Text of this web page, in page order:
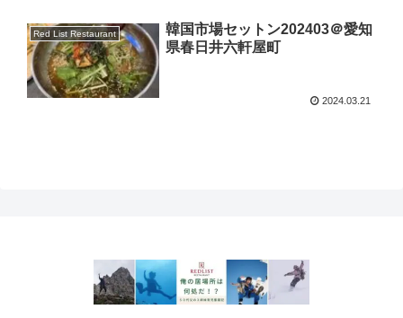
Red List Restaurant
韓国市場セットン202403＠愛知
県春日井六軒屋町
2024.03.21